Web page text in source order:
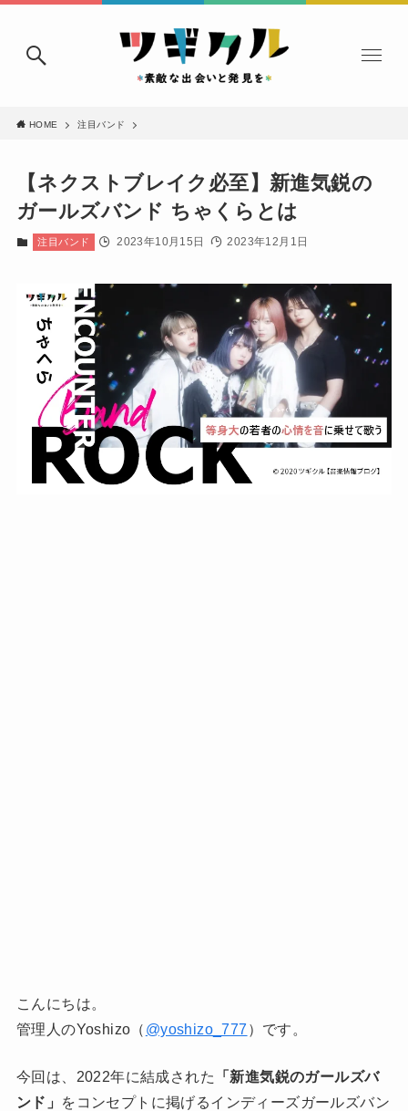
HOME 注目バンド
【ネクストブレイク必至】新進気鋭の
ガールズバンド ちゃくらとは
注目バンド 2023年10月15日 2023年12月1日
こんにちは。
管理人のYoshizo（ @yoshizo_777 ）です。
今回は、2022年に結成された
「新進気鋭のガールズバ
ンド」
をコンセプトに掲げるインディーズガールズバン